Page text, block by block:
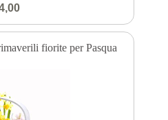
fiorite per Pasqua